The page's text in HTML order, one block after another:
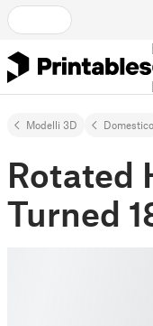
Modelli 3D Domestico
Rotated
Turned